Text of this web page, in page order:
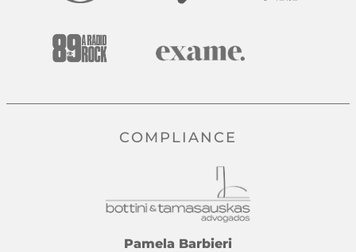
COMPLIANCE
Pamela Barbieri